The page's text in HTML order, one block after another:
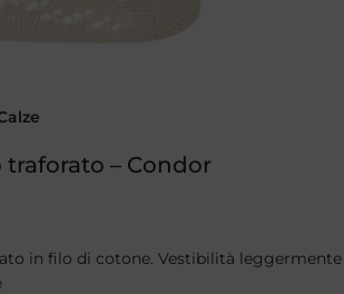
– Condor
in filo di cotone. Vestibilità leggermente